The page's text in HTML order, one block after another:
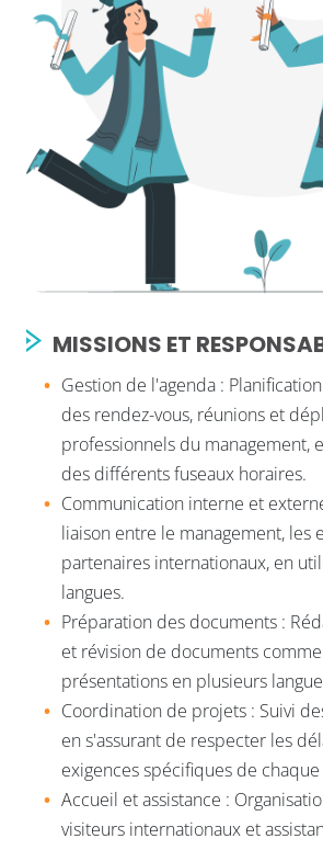
MISSIONS ET
Gestion de l'agenda :
des rendez-vous, réunions et
professionnels du management,
des différents fuseaux horaires.
Communication interne et
liaison entre le management, les
partenaires internationaux, en
langues.
Préparation des documents :
et révision de documents
présentations en plusieurs
Coordination de projets : Suivi
en s'assurant de respecter les
exigences spécifiques de
Accueil et assistance :
visiteurs internationaux et